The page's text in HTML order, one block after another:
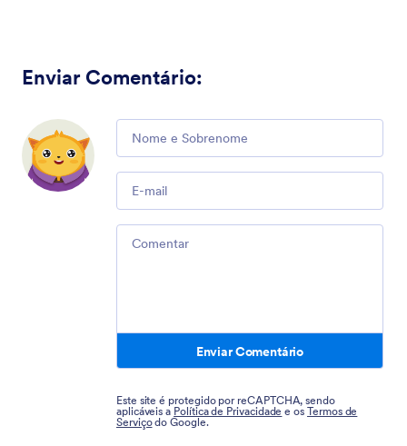
Enviar Comentário:
Enviar Comentário
Este site é protegido por reCAPTCHA, sendo
aplicáveis a Política de Privacidade e osTermos de
Serviçodo Google.